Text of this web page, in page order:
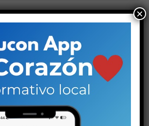
PODRÍA GUSTARTE
CAUSA V-87-2025
atrás en Julio 23, 2026
×